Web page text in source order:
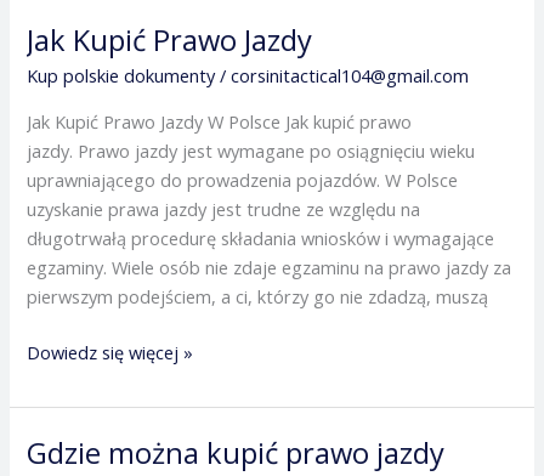
Jak Kupić Prawo Jazdy
Kup polskie dokumenty/corsinitactical104@gmail.com
Jak Kupić Prawo Jazdy W Polsce Jak kupić prawo
jazdy. Prawo jazdy jest wymagane po osiągnięciu wieku
uprawniającego do prowadzenia pojazdów. W Polsce
uzyskanie prawa jazdy jest trudne ze względu na
długotrwałą procedurę składania wniosków i wymagające
egzaminy. Wiele osób nie zdaje egzaminu na prawo jazdy za
pierwszym podejściem, a ci, którzy go nie zdadzą, muszą
Jak
Kupić
Prawo
Jazdy
Dowiedz się więcej »
Gdzie można kupić prawo jazdy
Gdzie